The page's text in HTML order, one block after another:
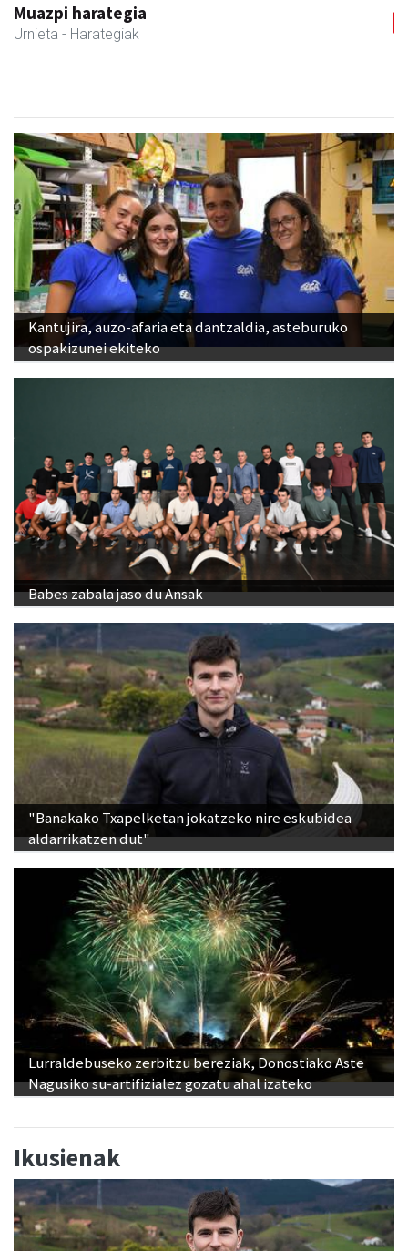
Muazpi harategia
Urnieta - Harategiak
Kantujira, auzo-afaria eta dantzaldia, asteburuko
ospakizunei ekiteko
Babes zabala jaso du Ansak
"Banakako Txapelketan jokatzeko nire eskubidea
aldarrikatzen dut"
Lurraldebuseko zerbitzu bereziak, Donostiako Aste
Nagusiko su-artifizialez gozatu ahal izateko
Ikusienak